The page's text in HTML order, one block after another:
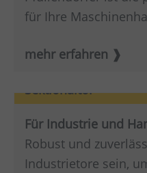
für Ihre
mehr erfahren
Sektionaltor
Für Industrie und
Robust und
Industrietore sein,